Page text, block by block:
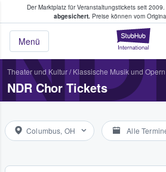
Der Marktplatz für Veranstaltungstickets seit 2009.
abgesichert.Preise können vom
Menü
Tickets kaufen &
Theater und Kultur/ Klassische Musik und Opern
NDR Chor Tickets
Columbus, OH Alle